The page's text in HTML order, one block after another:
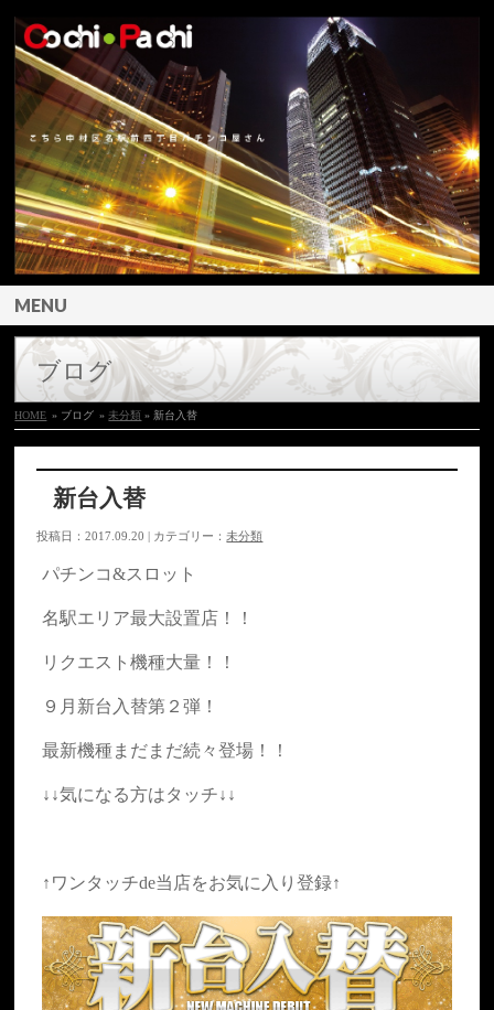
MENU
ブログ
HOME » ブログ »未分類 » 新台入替
新台入替
投稿日：2017.09.20 | カテゴリー：未分類
パチンコ&スロット
名駅エリア最大設置店！！
リクエスト機種大量！！
９月新台入替第２弾！
最新機種まだまだ続々登場！！
↓↓気になる方はタッチ↓↓
↑ワンタッチde当店をお気に入り登録↑